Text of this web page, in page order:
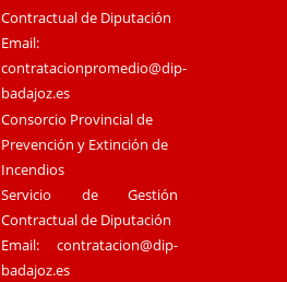
Contractual de Diputación
Email:
contratacionpromedio@dip-
badajoz.es
Consorcio Provincial de
Prevención y Extinción de
Incendios
Servicio de Gestión
Contractual de Diputación
Email:contratacion@dip-
badajoz.es